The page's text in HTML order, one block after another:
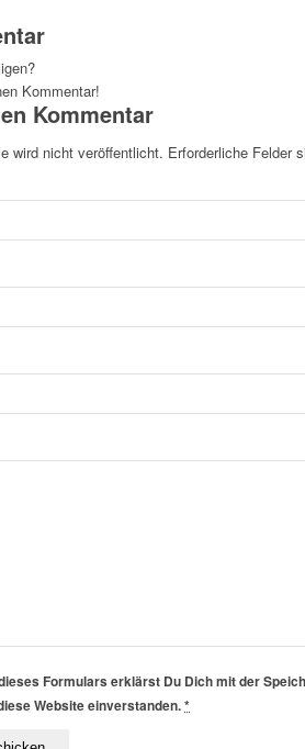
Kommentar!
Kommentar
wird nicht veröffentlicht. Erforderliche Felder
Formulars erklärst Du Dich mit der
Website einverstanden.*